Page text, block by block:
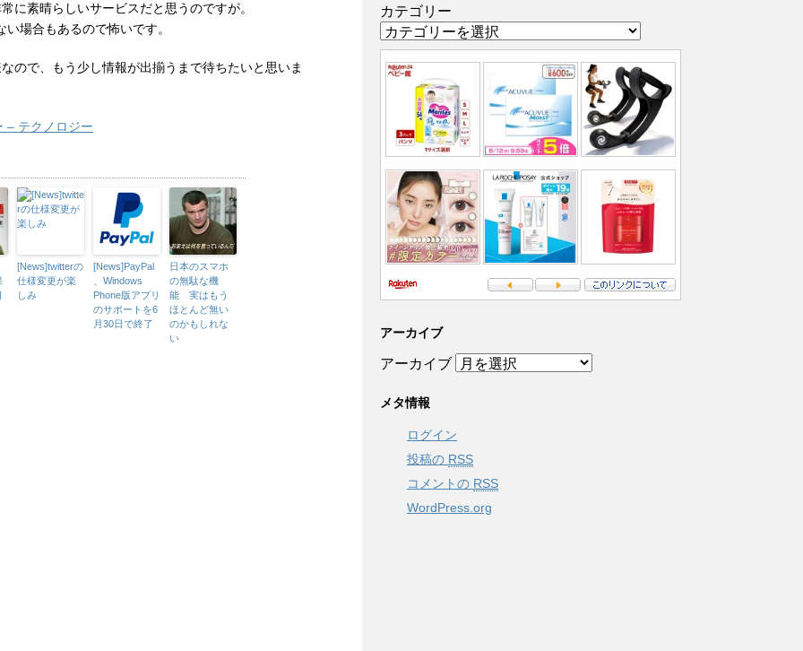
に素晴らしいサービスだと思うのですが。
場合もあるので怖いです。
ので、もう少し情報が出揃うまで待ちたいと思いま
– テクノロジー
[News]twitterの
仕様変更が楽
しみ
[News]PayPal
、Windows
Phone版アプリ
のサポートを6
月30日で終了
日本のスマホ
の無駄な機
能 実はもう
ほとんど無い
のかもしれな
い
カテゴリー
アーカイブ
アーカイブ
メタ情報
ログイン
投稿の RSS
コメントの RSS
WordPress.org